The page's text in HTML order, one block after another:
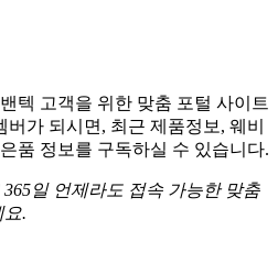
텍 고객을 위한 맞춤 포털 사이트
가 되시면, 최근 제품정보, 웨비
품 정보를 구독하실 수 있습니다.
일 언제라도 접속 가능한 맞춤
요.